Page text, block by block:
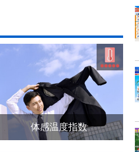
体感温度指数